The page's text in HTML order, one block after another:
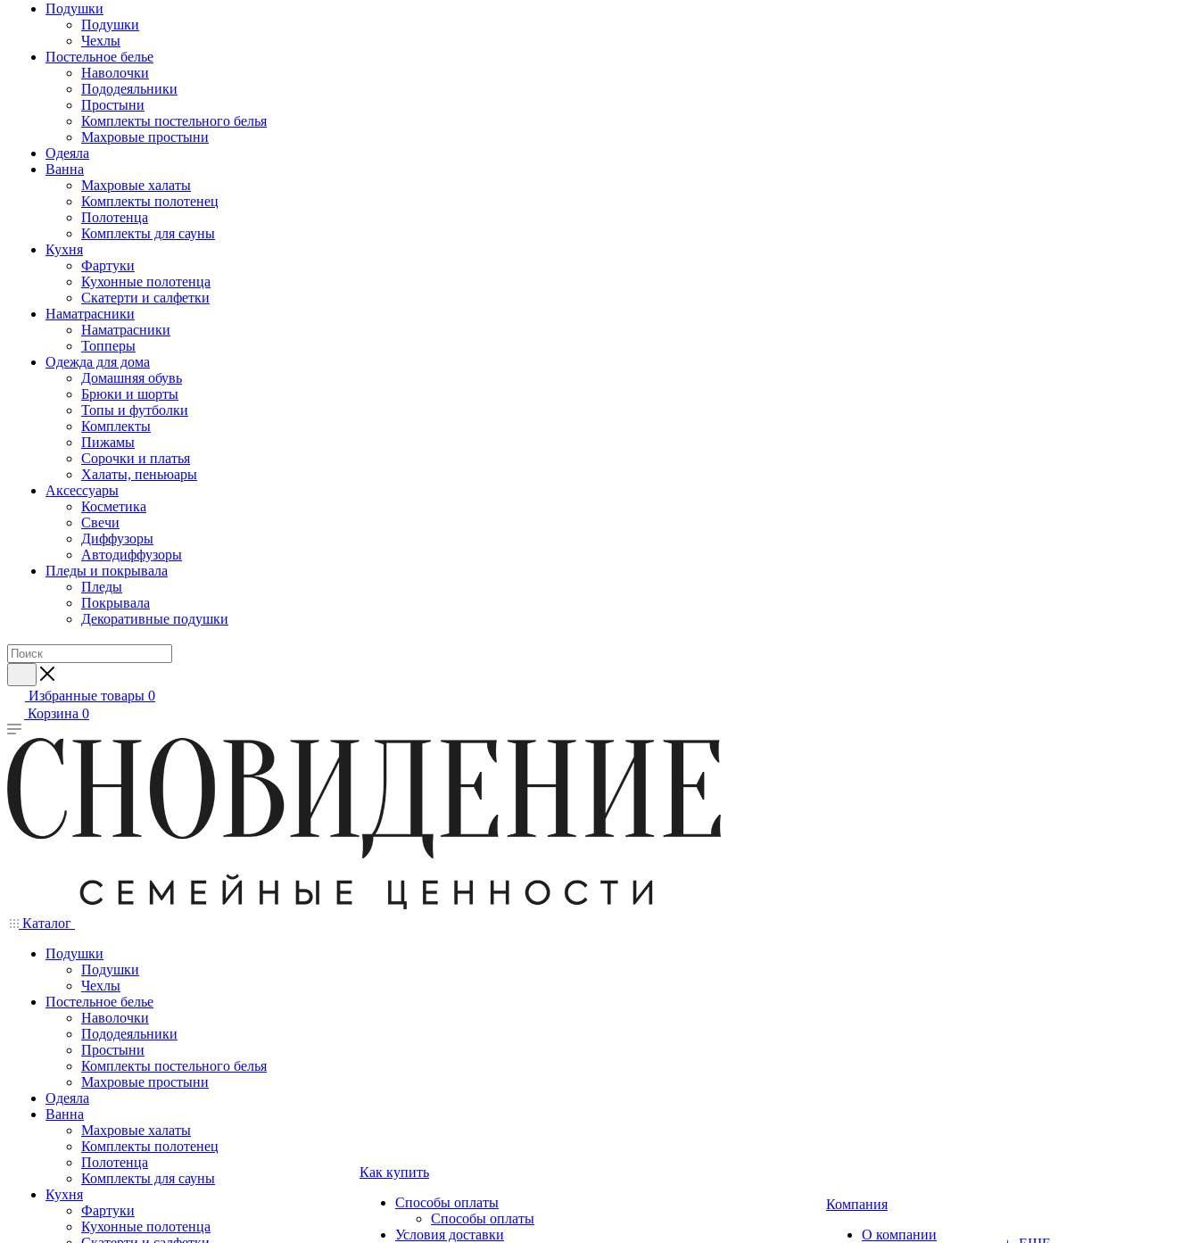
Подушки
Подушки
Чехлы
Постельное белье
Наволочки
Пододеяльники
Простыни
Комплекты постельного белья
Махровые простыни
Одеяла
Ванна
Махровые халаты
Комплекты полотенец
Полотенца
Комплекты для сауны
Кухня
Фартуки
Кухонные полотенца
Скатерти и салфетки
Наматрасники
Наматрасники
Топперы
Одежда для дома
Домашняя обувь
Брюки и шорты
Топы и футболки
Комплекты
Пижамы
Сорочки и платья
Халаты, пеньюары
Аксессуары
Косметика
Свечи
Диффузоры
Автодиффузоры
Пледы и покрывала
Пледы
Покрывала
Декоративные подушки
Избранные товары 0
Корзина 0
Каталог
Подушки
Подушки
Чехлы
Постельное белье
Наволочки
Пододеяльники
Простыни
Комплекты постельного белья
Махровые простыни
Одеяла
Ванна
Махровые халаты
Комплекты полотенец
Полотенца
Комплекты для сауны
Кухня
Фартуки
Кухонные полотенца
Как купить
Способы оплаты
Способы оплаты
Условия доставки
Компания
О компании